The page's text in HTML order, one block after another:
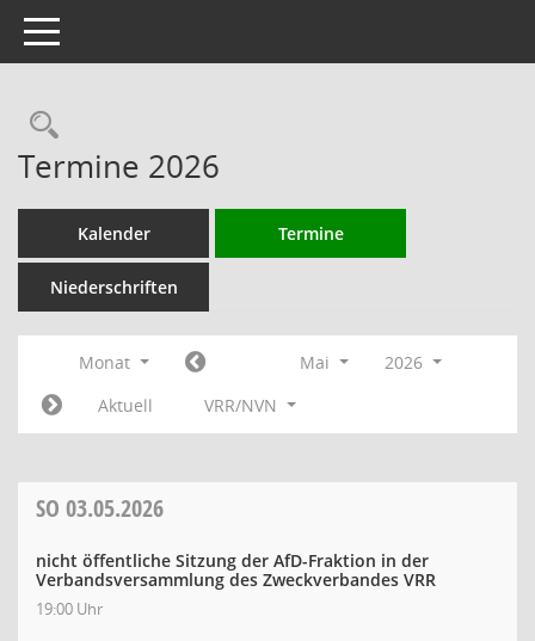
Toggle navigation
Rechercheauswahl
Termine 2026
Kalender Termine
Niederschriften
Monat Mai
2026
Aktuell
VRR/NVN
SO 03.05.2026
nicht öffentliche Sitzung der AfD-Fraktion in der
Verbandsversammlung des Zweckverbandes VRR
19:00 Uhr